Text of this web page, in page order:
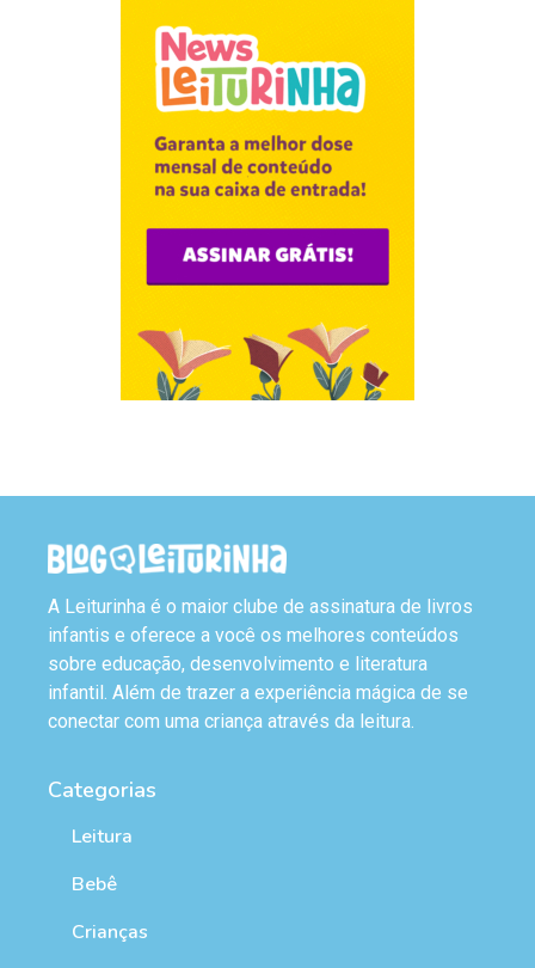
A Leiturinha é o maior clube de assinatura de livros
infantis e oferece a você os melhores conteúdos
sobre educação, desenvolvimento e literatura
infantil. Além de trazer a experiência mágica de se
conectar com uma criança através da leitura.
Categorias
Leitura
Bebê
Crianças